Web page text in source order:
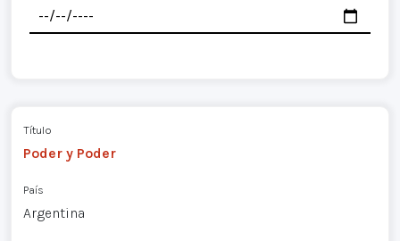
Título
Poder y Poder
País
Argentina